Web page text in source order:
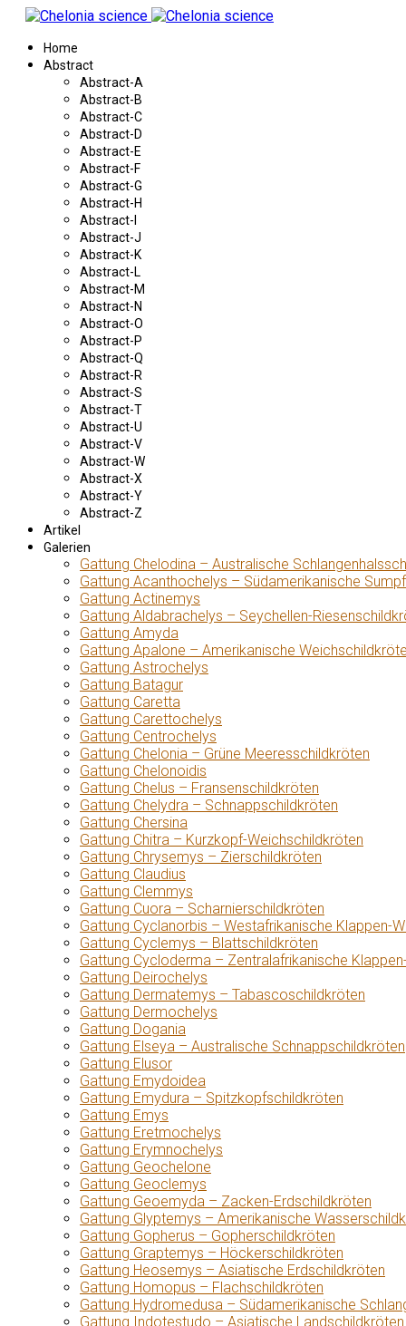
Home
Abstract
Abstract-A
Abstract-B
Abstract-C
Abstract-D
Abstract-E
Abstract-F
Abstract-G
Abstract-H
Abstract-I
Abstract-J
Abstract-K
Abstract-L
Abstract-M
Abstract-N
Abstract-O
Abstract-P
Abstract-Q
Abstract-R
Abstract-S
Abstract-T
Abstract-U
Abstract-V
Abstract-W
Abstract-X
Abstract-Y
Abstract-Z
Artikel
Galerien
Gattung Chelodina – Australische
Gattung Acanthochelys – Südamerikanische
Gattung Actinemys
Gattung Aldabrachelys – Seychellen-
Gattung Amyda
Gattung Apalone – Amerikanische
Gattung Astrochelys
Gattung Batagur
Gattung Caretta
Gattung Carettochelys
Gattung Centrochelys
Gattung Chelonia – Grüne Meeresschildkröten
Gattung Chelonoidis
Gattung Chelus – Fransenschildkröten
Gattung Chelydra – Schnappschildkröten
Gattung Chersina
Gattung Chitra – Kurzkopf-Weichschildkröten
Gattung Chrysemys – Zierschildkröten
Gattung Claudius
Gattung Clemmys
Gattung Cuora – Scharnierschildkröten
Gattung Cyclanorbis – Westafrikanische Klappen-
Gattung Cyclemys – Blattschildkröten
Gattung Cycloderma – Zentralafrikanische
Gattung Deirochelys
Gattung Dermatemys – Tabascoschildkröten
Gattung Dermochelys
Gattung Dogania
Gattung Elseya – Australische Schnappschildkröten
Gattung Elusor
Gattung Emydoidea
Gattung Emydura – Spitzkopfschildkröten
Gattung Emys
Gattung Eretmochelys
Gattung Erymnochelys
Gattung Geochelone
Gattung Geoclemys
Gattung Geoemyda – Zacken-Erdschildkröten
Gattung Glyptemys – Amerikanische
Gattung Gopherus – Gopherschildkröten
Gattung Graptemys – Höckerschildkröten
Gattung Heosemys – Asiatische Erdschildkröten
Gattung Homopus – Flachschildkröten
Gattung Hydromedusa – Südamerikanische
Gattung Indotestudo – Asiatische Landschildkröten